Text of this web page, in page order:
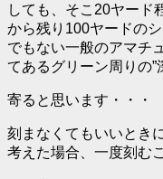
しても、そこ20ヤード
から残り100ヤードの
でもない一般のアマチ
てあるグリーン周りの”
寄る と思います・・・
刻まなくてもいいとき
考えた場合、一度刻む